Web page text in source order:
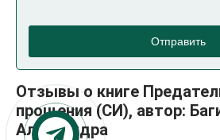
Отправить
Отзывы о книге
прощения (СИ), автор:
Александра